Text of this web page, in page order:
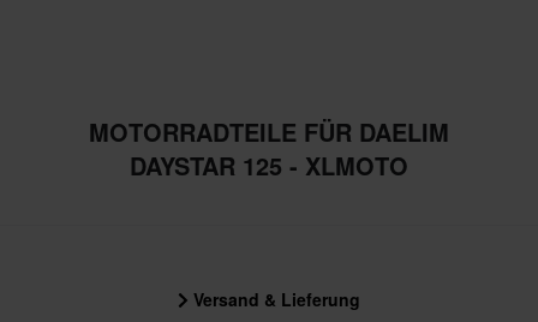
MOTORRADTEILE FÜR DAELIM
DAYSTAR 125 - XLMOTO
Versand & Lieferung